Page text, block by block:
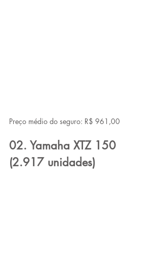
Preço médio do seguro: R$ 961,00
02. Yamaha XTZ 150
(2.917 unidades)